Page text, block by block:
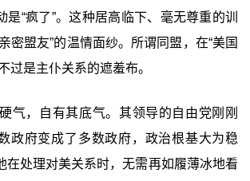
是“疯了”。这种居高临下、毫无尊重的训
密盟友”的温情面纱。所谓同盟，在“美国
过是主仆关系的遮羞布。
气，自有其底气。其领导的自由党刚刚
政府变成了多数政府，政治根基大为稳
在处理对美关系时，无需再如履薄冰地看